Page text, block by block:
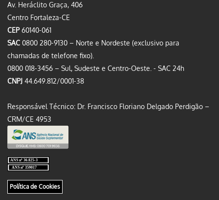
Av. Heráclito Graça, 406
Centro Fortaleza-CE
CEP60140-061
SAC 0800 280-9130 – Norte e Nordeste (exclusivo para
chamadas de telefone fixo).
0800 018-3456 – Sul, Sudeste e Centro-Oeste. - SAC 24h
CNPJ 44.649.812/0001-38
Responsável Técnico: Dr. Francisco Floriano Delgado Perdigão –
CRM/CE 4953
Política de Cookies